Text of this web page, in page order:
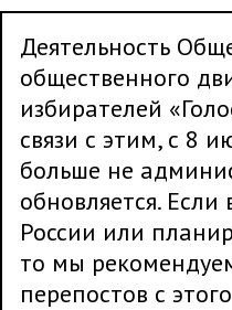
Деятельность
общественного
избирателей
связи с этим, с 8
больше не
обновляется.
России или
то мы
перепостов с